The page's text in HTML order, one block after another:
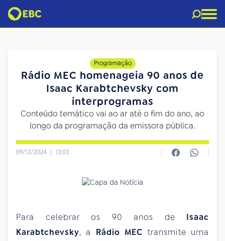
Programação
Rádio MEC homenageia 90 anos de
Isaac Karabtchevsky com
interprogramas
Conteúdo temático vai ao ar até o fim do ano, ao
longo da programação da emissora pública.
09/12/2024 | 13:03
Para celebrar os 90 anos de Isaac
Karabtchevsky, a Rádio MEC transmite uma